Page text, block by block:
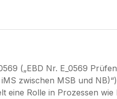
(„EBD Nr. E_0569
zwischen MSB und
eine Rolle in Prozessen